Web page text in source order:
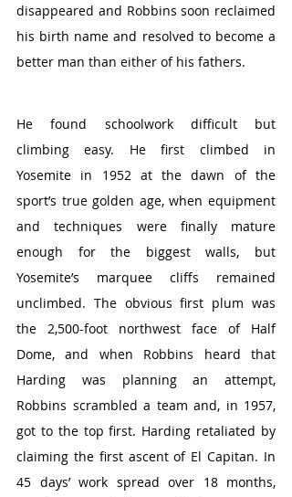
disappeared and Robbins soon reclaimed
his birth name and resolved to become a
better man than either of his fathers.
He found schoolwork difficult but
climbing easy. He first climbed in
Yosemite in 1952 at the dawn of the
sport’s true golden age, when equipment
and techniques were finally mature
enough for the biggest walls, but
Yosemite’s marquee cliffs remained
unclimbed. The obvious first plum was
the 2,500-foot northwest face of Half
Dome, and when Robbins heard that
Harding was planning an attempt,
Robbins scrambled a team and, in 1957,
got to the top first. Harding retaliated by
claiming the first ascent of El Capitan. In
45 days’ work spread over 18 months,